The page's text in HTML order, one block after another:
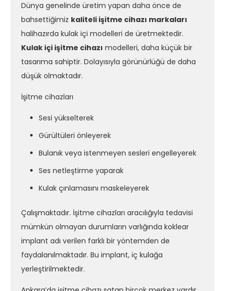
Dünya genelinde üretim yapan daha önce de
bahsettiğimiz kaliteli işitme cihazı markaları
halihazırda kulak içi modelleri de üretmektedir.
Kulak içi işitme cihazı modelleri, daha küçük bir
tasarıma sahiptir. Dolayısıyla görünürlüğü de daha
düşük olmaktadır.
İşitme cihazları
Sesi yükselterek
Gürültüleri önleyerek
Bulanık veya istenmeyen sesleri engelleyerek
Ses netleştirme yaparak
Kulak çınlamasını maskeleyerek
Çalışmaktadır. İşitme cihazları aracılığıyla tedavisi
mümkün olmayan durumların varlığında koklear
implant adı verilen farklı bir yöntemden de
faydalanılmaktadır. Bu implant, iç kulağa
yerleştirilmektedir.